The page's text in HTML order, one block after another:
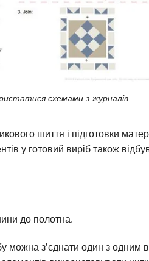
схемами з журналів
шиття і підготовки
у готовий виріб також
до полотна.
можна з’єднати один з